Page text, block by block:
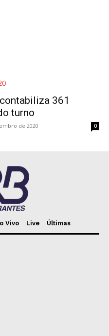
361
turno
de 2020 0
Vivo Live Últimas